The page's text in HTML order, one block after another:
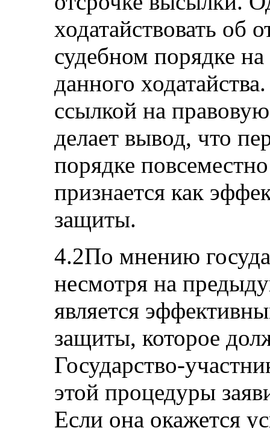
ходатайствовать об
судебном порядке
данного
ссылкой на
делает вывод, что
порядке
признается как
защиты.
4.2По мнению
несмотря на
является
защиты, которое
Государство-
этой процедуры
Если она окажется